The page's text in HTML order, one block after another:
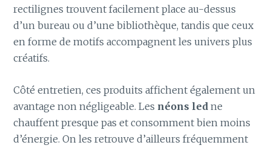
rectilignes trouvent facilement place au-dessus
d’un bureau ou d’une bibliothèque, tandis que ceux
en forme de motifs accompagnent les univers plus
créatifs.
Côté entretien, ces produits affichent également un
avantage non négligeable. Les néons led ne
chauffent presque pas et consomment bien moins
d’énergie. On les retrouve d’ailleurs fréquemment